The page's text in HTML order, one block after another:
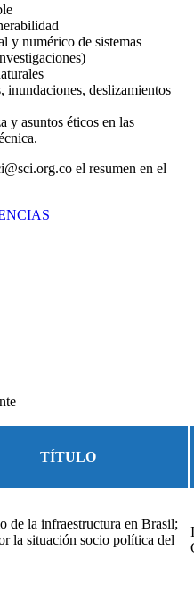
y numérico de sistemas
inundaciones, deslizamientos
y asuntos éticos en las
el resumen en el
TÍTULO
de la infraestructura en Brasil;
la situación socio política del